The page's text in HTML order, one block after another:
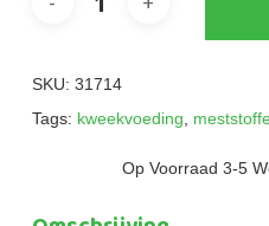
SKU: 31714
Tags: kweekvoeding,
Op Voorraad 3-5